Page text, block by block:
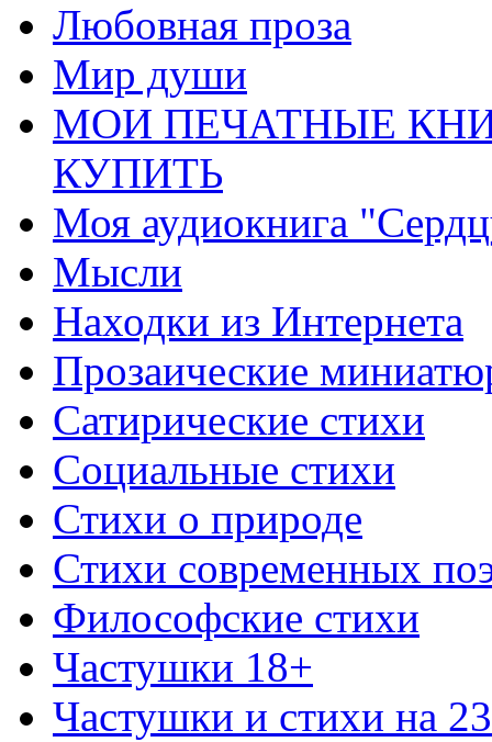
Любовная проза
Мир души
МОИ ПЕЧАТНЫЕ
КУПИТЬ
Моя аудиокнига
Мысли
Находки из Интернета
Прозаические
Сатирические стихи
Социальные стихи
Стихи о природе
Стихи современных
Философские стихи
Частушки 18+
Частушки и стихи на